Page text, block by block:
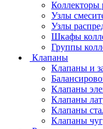
Коллекторы
Узлы
Узлы
Шкафы
Группы
Клапаны
Клапаны и
Клапаны
Клапаны
Клапаны
Клапаны